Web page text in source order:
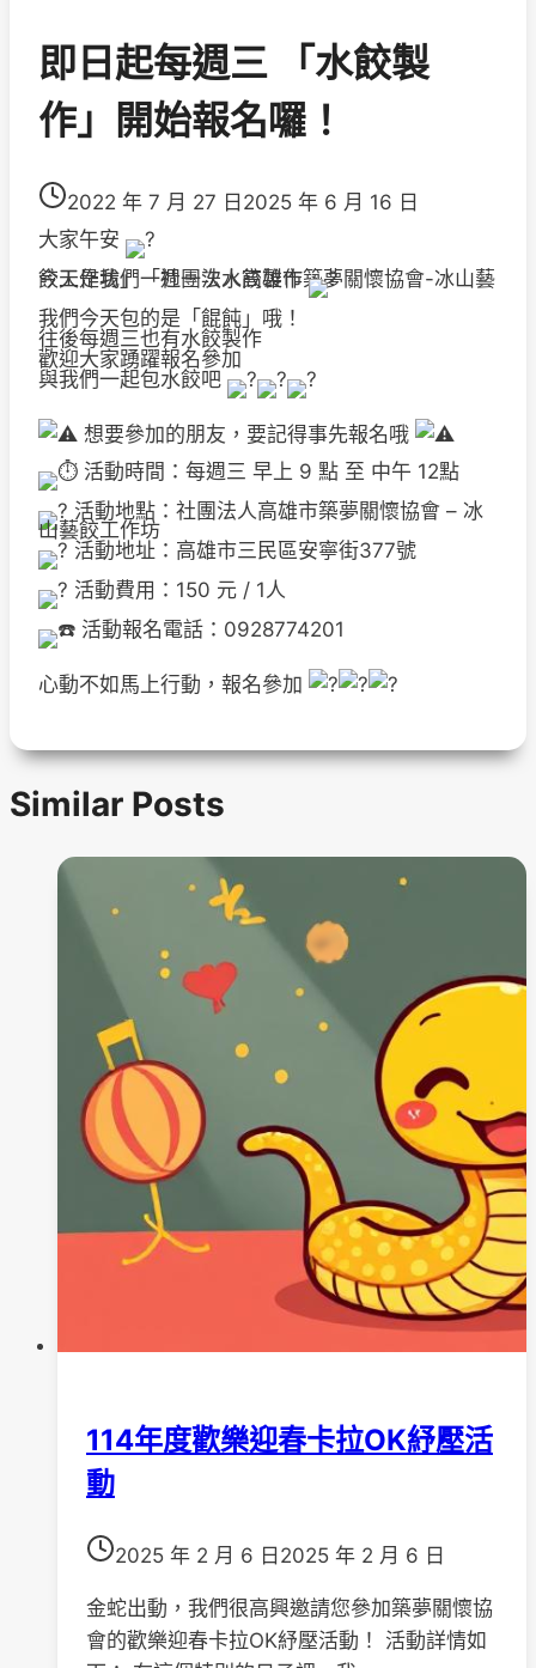
即日起每週三 「水餃製
作」開始報名囉！
2022 年 7 月 27 日 2025 年 6 月 16 日
大家午安
今天是我們「社團法人高雄市築夢關懷協會-冰山藝餃工作坊」一週一次水餃製作
我們今天包的是「餛飩」哦！
往後每週三也有水餃製作
歡迎大家踴躍報名參加
與我們一起包水餃吧
想要參加的朋友，要記得事先報名哦
活動時間：每週三 早上 9 點 至 中午 12點
活動地點：社團法人高雄市築夢關懷協會 – 冰
山藝餃工作坊
活動地址：高雄市三民區安寧街377號
活動費用：150 元 / 1人
活動報名電話：0928774201
心動不如馬上行動，報名參加
Similar Posts
114年度歡樂迎春卡拉OK紓壓活
動
2025 年 2 月 6 日 2025 年 2 月 6 日
金蛇出動，我們很高興邀請您參加築夢關懷協
會的歡樂迎春卡拉OK紓壓活動！ 活動詳情如